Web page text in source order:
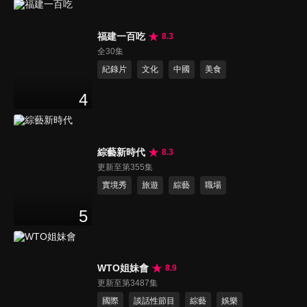
4
福建一百吃
8.3
全30集
紀錄片
文化 中國 美食
5
綜藝新時代
8.3
更新至第355集
實境秀
旅遊 綜藝 職場
WTO姐妹會
8.9
更新至第3487集
國際
談話性節目 綜藝 娛樂